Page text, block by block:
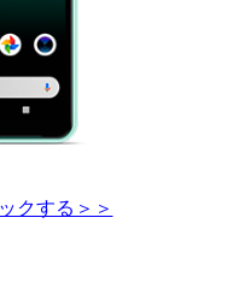
クする＞＞